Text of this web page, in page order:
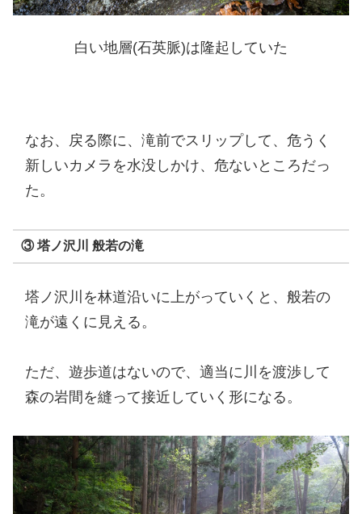
白い地層(石英脈)は隆起していた
なお、戻る際に、滝前でスリップして、危うく
新しいカメラを水没しかけ、危ないところだっ
た。
③ 塔ノ沢川 般若の滝
塔ノ沢川を林道沿いに上がっていくと、般若の
滝が遠くに見える。
ただ、遊歩道はないので、適当に川を渡渉して
森の岩間を縫って接近していく形になる。